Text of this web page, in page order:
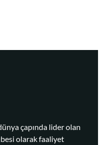
çapında lider olan
olarak faaliyet